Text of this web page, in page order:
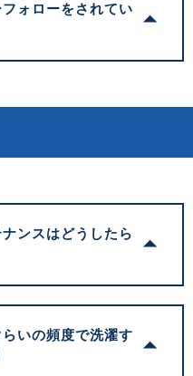
ォローをされてい
ンスはどうしたら
いの頻度で洗濯す